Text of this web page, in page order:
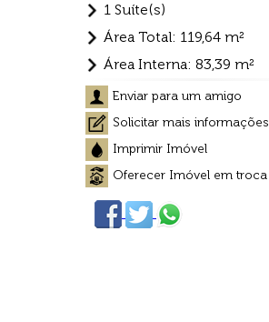
1 Suíte(s)
Área Total: 119,64 m²
Área Interna: 83,39 m²
Enviar para um amigo
Solicitar mais informações
Imprimir Imóvel
Oferecer Imóvel em troca